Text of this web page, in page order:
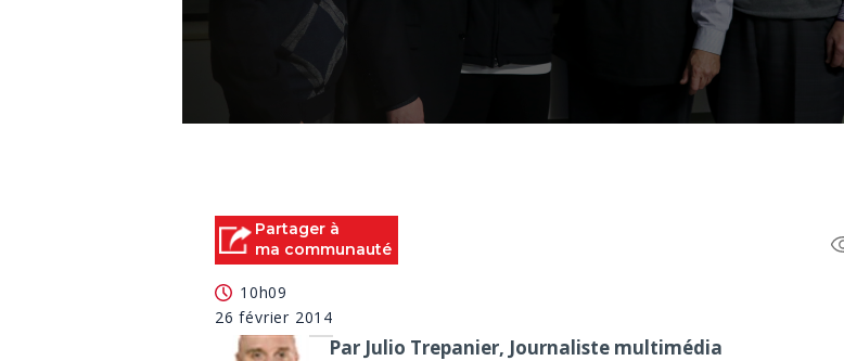
90%
Partager à
ma communauté
10h09
26 février 2014
Par Julio Trepanier, Journaliste multimédia